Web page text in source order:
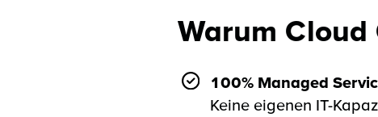
Warum Cloud
100% Managed
Keine eigenen IT-